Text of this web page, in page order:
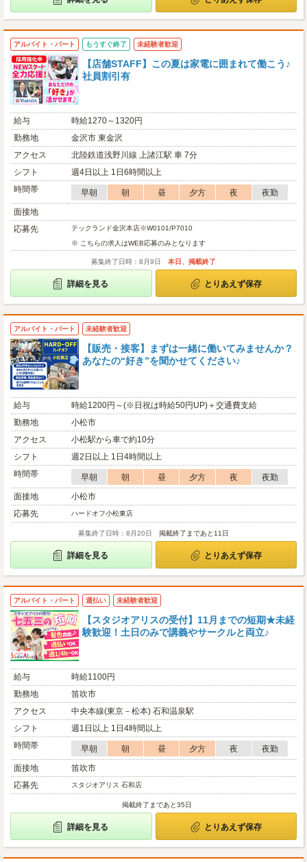
アルバイト・パート もうすぐ終了 未経験者歓迎
【店舗STAFF】この夏は家電に囲まれて働こう♪
社員割引有
給与
時給1270～1320円
勤務地
金沢市 東金沢
アクセス
北陸鉄道浅野川線 上諸江駅 車 7分
シフト
週4日以上 1日6時間以上
時間帯
早朝 朝 昼 夕方 夜
夜勤
面接地
応募先
テックランド金沢本店※W0101/P7010
※ こちらの求人はWEB応募のみとなります
募集終了日時：8月9日 本日、掲載終了
詳細を見る とりあえず保存
アルバイト・パート 未経験者歓迎
【販売・接客】まずは一緒に働いてみませんか？
あなたの“好き”を聞かせてください♪
給与
時給1200円～(※日祝は時給50円UP)＋交通費支給
勤務地
小松市
アクセス
小松駅から車で約10分
シフト
週2日以上 1日4時間以上
時間帯
早朝 朝 昼 夕方 夜
夜勤
面接地
小松市
応募先
ハードオフ小松東店
募集終了日時：8月20日 掲載終了まであと11日
詳細を見る とりあえず保存
アルバイト・パート 週払い 未経験者歓迎
【スタジオアリスの受付】11月までの短期★未経
験歓迎！土日のみで講義やサークルと両立♪
給与
時給1100円
勤務地
笛吹市
アクセス
中央本線(東京－松本) 石和温泉駅
シフト
週1日以上 1日4時間以上
時間帯
早朝 朝 昼 夕方 夜
夜勤
面接地
笛吹市
応募先
スタジオアリス 石和店
掲載終了まであと35日
詳細を見る とりあえず保存